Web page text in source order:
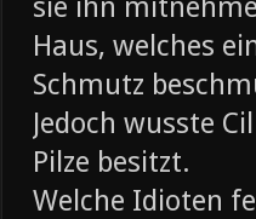
sie ihn
Haus, welches
Schmutz
Jedoch wusste
Pilze besitzt.
Welche Idioten